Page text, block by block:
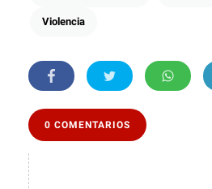
Violencia
0 COMENTARIOS